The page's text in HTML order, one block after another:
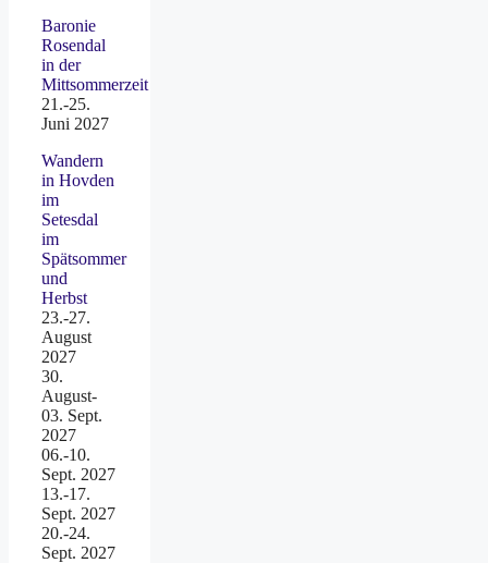
Baronie
Rosendal
in der
Mittsommerzeit
21.-25.
Juni 2027
Wandern
in Hovden
im
Setesdal
im
Spätsommer
und
Herbst
23.-27.
August
2027
30.
August-
03. Sept.
2027
06.-10.
Sept. 2027
13.-17.
Sept. 2027
20.-24.
Sept. 2027